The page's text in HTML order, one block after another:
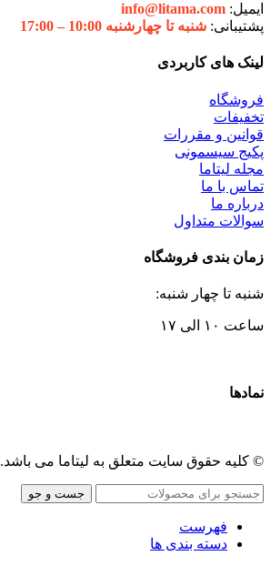
ایمیل: info@litama.com
پشتیبانی: شنبه تا چهارشنبه 10:00 – 17:00
لینک های کاربردی
فروشگاه
تخفیفات
قوانین و مقررات
پکیج سیسمونی
مجله لیتاما
تماس با ما
درباره ما
سوالات متداول
زمان بندی فروشگاه
شنبه تا چهار شنبه:
ساعت ۱۰ الی ۱۷
نمادها
© کلیه حقوق سایت متعلق به لیتاما می باشد.
جست و جو
فهرست
دسته بندی ها